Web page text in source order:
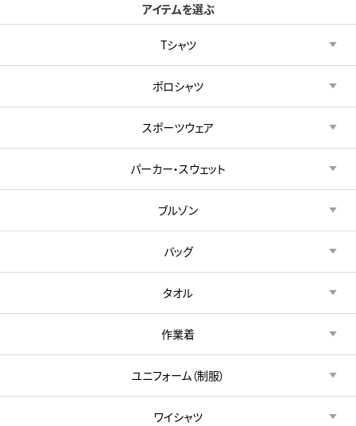
アイテムを選ぶ
Tシャツ
ポロシャツ
スポーツウェア
パーカー・スウェット
ブルゾン
バッグ
タオル
作業着
ユニフォーム（制服）
ワイシャツ